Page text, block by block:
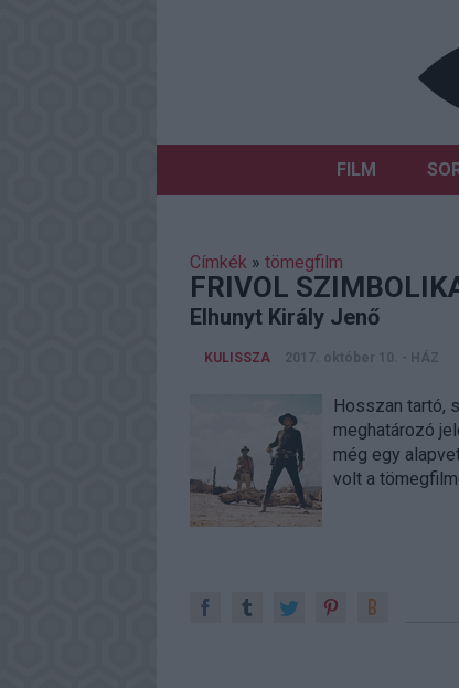
FILM
Címkék » tömegfilm
FRIVOL
Elhunyt Király Jenő
KULISSZA 2017. október 10. - HÁZ
Hosszan tartó,
meghatározó
még egy
volt a